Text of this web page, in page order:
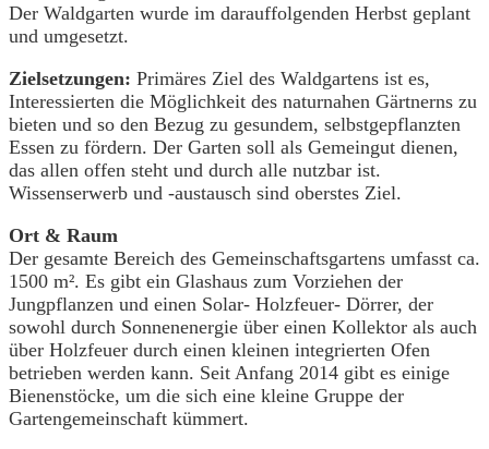
Der Waldgarten wurde im darauffolgenden Herbst geplant
und umgesetzt.
Zielsetzungen: Primäres Ziel des Waldgartens ist es,
Interessierten die Möglichkeit des naturnahen Gärtnerns zu
bieten und so den Bezug zu gesundem, selbstgepflanzten
Essen zu fördern. Der Garten soll als Gemeingut dienen,
das allen offen steht und durch alle nutzbar ist.
Wissenserwerb und -austausch sind oberstes Ziel.
Ort & Raum
Der gesamte Bereich des Gemeinschaftsgartens umfasst ca.
1500 m². Es gibt ein Glashaus zum Vorziehen der
Jungpflanzen und einen Solar- Holzfeuer- Dörrer, der
sowohl durch Sonnenenergie über einen Kollektor als auch
über Holzfeuer durch einen kleinen integrierten Ofen
betrieben werden kann. Seit Anfang 2014 gibt es einige
Bienenstöcke, um die sich eine kleine Gruppe der
Gartengemeinschaft kümmert.